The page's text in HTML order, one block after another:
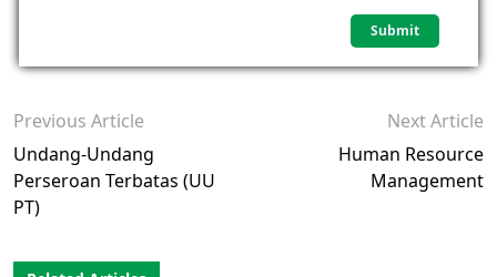
Previous Article
Undang-Undang
Perseroan Terbatas (UU
PT)
Next Article
Human Resource
Management